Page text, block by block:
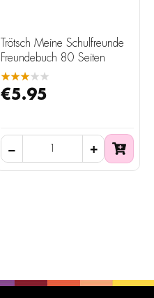
Trötsch Meine Schulfreunde
Freundebuch 80 Seiten
★★★★★
€5.95